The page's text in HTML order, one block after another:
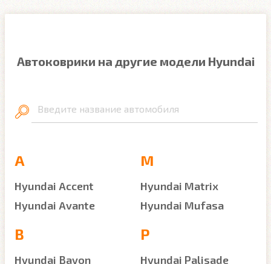
Автоковрики на другие модели Hyundai
Введите название автомобиля
A
Hyundai Accent
Hyundai Avante
B
Hyundai Bayon
M
Hyundai Matrix
Hyundai Mufasa
P
Hyundai Palisade